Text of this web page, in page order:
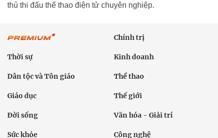
thủ thi đấu thể thao điện tử chuyên nghiệp.
Chính trị
Thời sự Kinh doanh
Dân tộc và Tôn giáo Thể thao
Giáo dục Thế giới
Đời sống Văn hóa - Giải trí
Sức khỏe Công nghệ